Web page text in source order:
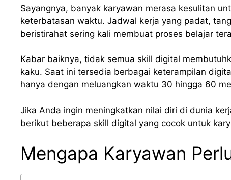
Sayangnya, banyak karyawan merasa kesulitan
keterbatasan waktu. Jadwal kerja yang padat,
beristirahat sering kali membuat proses belajar
Kabar baiknya, tidak semua skill digital
kaku. Saat ini tersedia berbagai keterampilan
hanya dengan meluangkan waktu 30 hingga 60
Jika Anda ingin meningkatkan nilai diri di dunia
berikut beberapa skill digital yang cocok untuk
Mengapa Karyawan